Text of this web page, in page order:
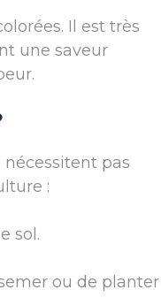
Il est très
une saveur
pas
:
sol.
ou de planter